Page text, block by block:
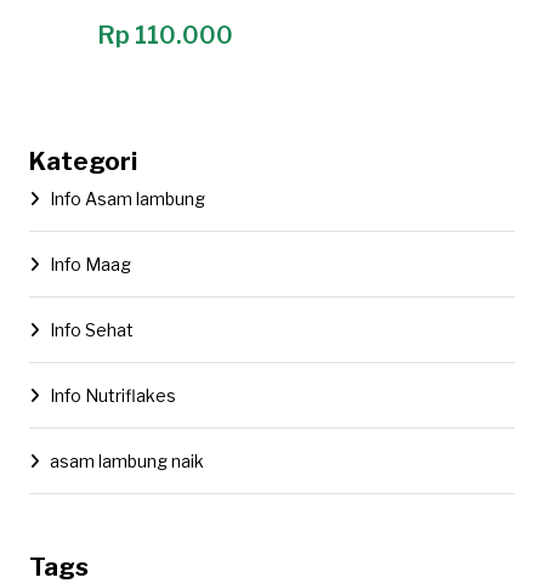
Rp 110.000
Kategori
Info Asam lambung
Info Maag
Info Sehat
Info Nutriflakes
asam lambung naik
Tags